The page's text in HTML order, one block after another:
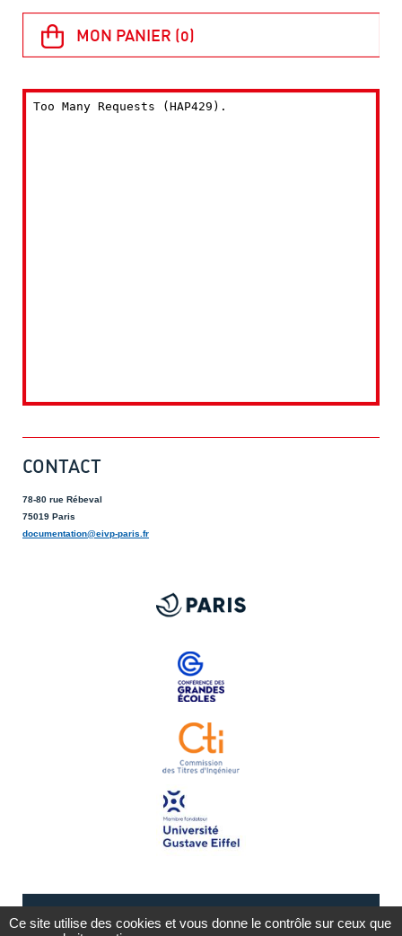
CONTACT
78-80 rue Rébeval
75019 Paris
documentation@eivp-paris.fr
Ce site utilise des cookies et vous donne le contrôle sur ceux que